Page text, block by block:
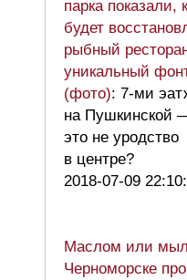
парка показали,
будет
рыбный
уникальный
(фото): 7-ми
на Пушкинской
это не уродство
в центре?
2018-07-09
Маслом или
Черноморске